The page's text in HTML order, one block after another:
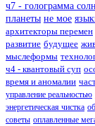
ч7 - голограмма
планеты не мое
архитекторы перемен
развитие будущее
мыслеформы
ч4 - квантовый суп
время и аномалии
управление реальностью
энергетическая чистка
советы оплавленные